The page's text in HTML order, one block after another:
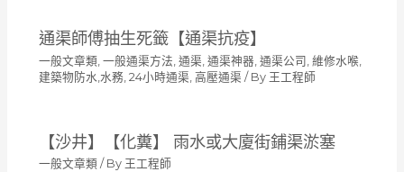
通渠師傅抽生死籤【通渠抗疫】
一般文章類, 一般通渠方法 通渠, 通渠神器, 通渠公司, 維修水喉,
建築物防水,水務, 24小時通渠, 高壓通渠 / By 王工程師
【沙井】【化糞】 雨水或大廈街鋪渠淤塞
一般文章類/ By 王工程師